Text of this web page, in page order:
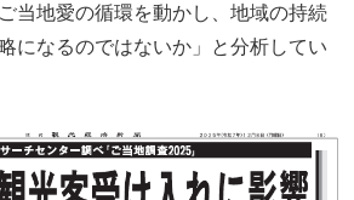
当地愛の循環を動かし、地域の持続
になるのではないか」と分析してい